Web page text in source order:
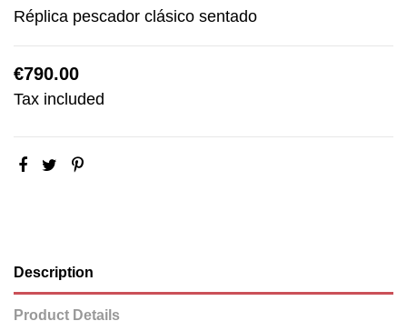
Réplica pescador clásico sentado
€790.00
Tax included
Description
Product Details